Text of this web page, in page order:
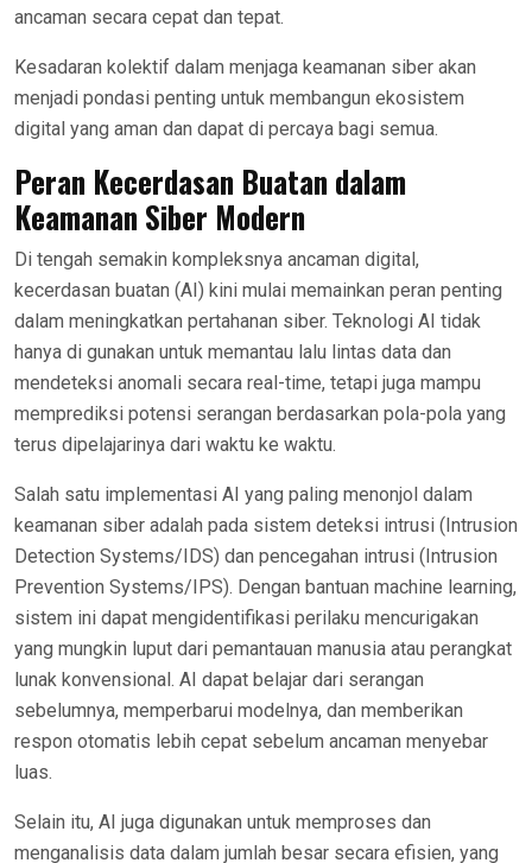
ancaman secara cepat dan tepat.
Kesadaran kolektif dalam menjaga keamanan siber akan
menjadi pondasi penting untuk membangun ekosistem
digital yang aman dan dapat di percaya bagi semua.
Peran Kecerdasan Buatan dalam
Keamanan Siber Modern
Di tengah semakin kompleksnya ancaman digital,
kecerdasan buatan (AI) kini mulai memainkan peran penting
dalam meningkatkan pertahanan siber. Teknologi AI tidak
hanya di gunakan untuk memantau lalu lintas data dan
mendeteksi anomali secara real-time, tetapi juga mampu
memprediksi potensi serangan berdasarkan pola-pola yang
terus dipelajarinya dari waktu ke waktu.
Salah satu implementasi AI yang paling menonjol dalam
keamanan siber adalah pada sistem deteksi intrusi (Intrusion
Detection Systems/IDS) dan pencegahan intrusi (Intrusion
Prevention Systems/IPS). Dengan bantuan machine learning,
sistem ini dapat mengidentifikasi perilaku mencurigakan
yang mungkin luput dari pemantauan manusia atau perangkat
lunak konvensional. AI dapat belajar dari serangan
sebelumnya, memperbarui modelnya, dan memberikan
respon otomatis lebih cepat sebelum ancaman menyebar
luas.
Selain itu, AI juga digunakan untuk memproses dan
menganalisis data dalam jumlah besar secara efisien, yang